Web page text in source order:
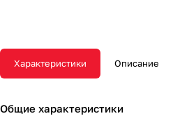
Характеристики Описание
Общие характеристики